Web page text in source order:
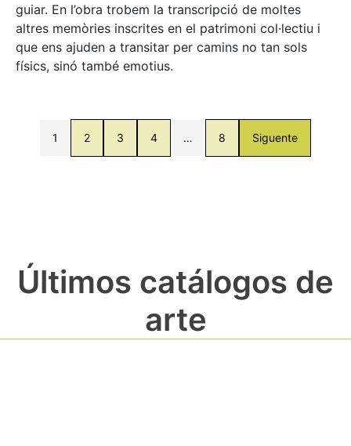
guiar. En l’obra trobem la transcripció de moltes
altres memòries inscrites en el patrimoni col·lectiu i
que ens ajuden a transitar per camins no tan sols
físics, sinó també emotius.
1 2 3 4 … 8 Siguente
Últimos catálogos de
arte